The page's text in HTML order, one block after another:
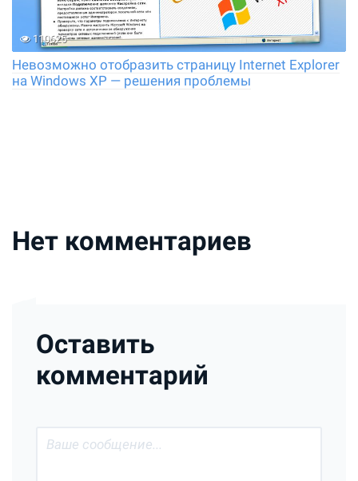
110625
Невозможно отобразить страницу Internet Explorer
на Windows XP — решения проблемы
Нет комментариев
Оставить
комментарий